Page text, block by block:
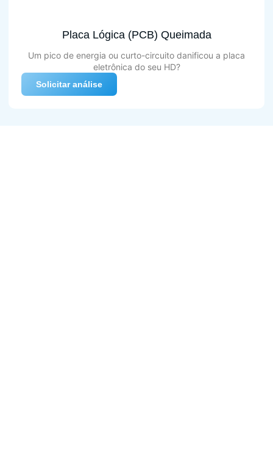
Placa Lógica (PCB) Queimada
Um pico de energia ou curto-circuito danificou a placa
eletrônica do seu HD?
Solicitar análise